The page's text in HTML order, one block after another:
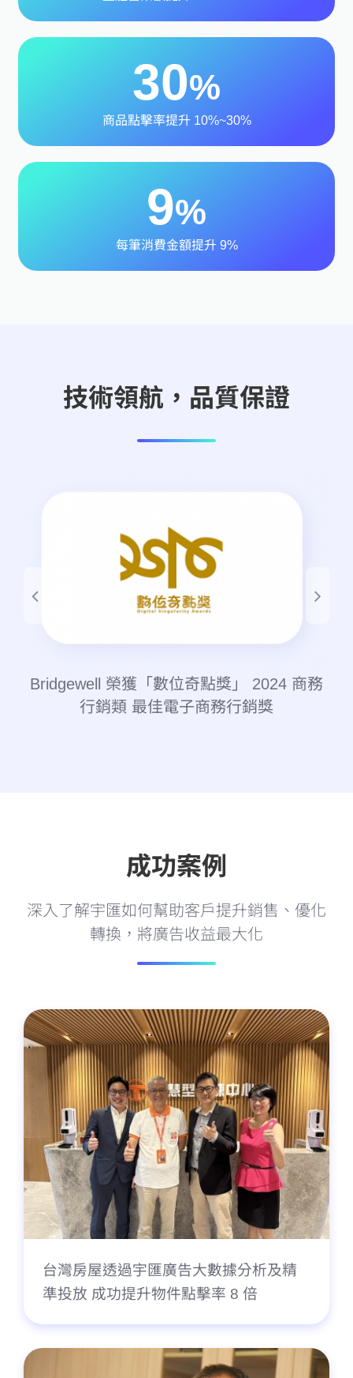
30%
商品點擊率提升 10%~30%
9%
每筆消費金額提升 9%
技術領航，品質保證
Bridgewell 榮獲 APAC CIOoutlook 評選
2023 十大電商解決方案供應商
成功案例
深入了解宇匯如何幫助客戶提升銷售、優化
轉換，將廣告收益最大化
台灣房屋透過宇匯廣告大數據分析及精
準投放 成功提升物件點擊率 8 倍